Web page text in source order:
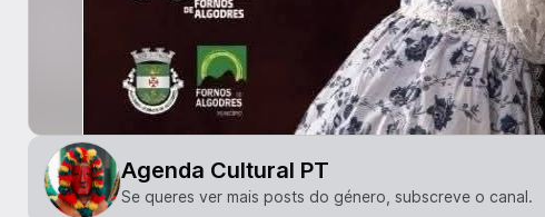
Agenda Cultural PT
Se queres ver mais posts do género, subscreve o canal.